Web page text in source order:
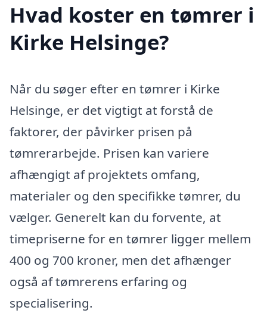
Hvad koster en tømrer i
Kirke Helsinge?
Når du søger efter en tømrer i Kirke
Helsinge, er det vigtigt at forstå de
faktorer, der påvirker prisen på
tømrerarbejde. Prisen kan variere
afhængigt af projektets omfang,
materialer og den specifikke tømrer, du
vælger. Generelt kan du forvente, at
timepriserne for en tømrer ligger mellem
400 og 700 kroner, men det afhænger
også af tømrerens erfaring og
specialisering.